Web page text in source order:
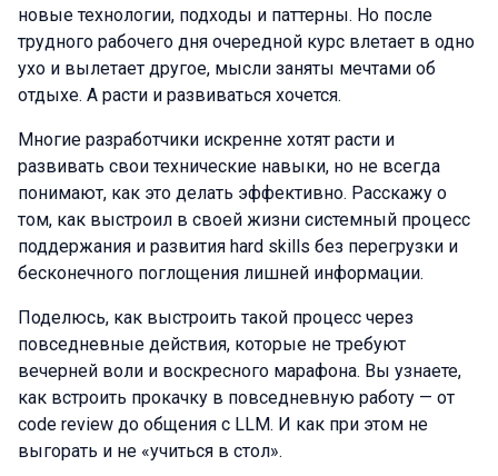
новые технологии, подходы и паттерны. Но после
трудного рабочего дня очередной курс влетает в одно
ухо и вылетает другое, мысли заняты мечтами об
отдыхе. А расти и развиваться хочется.
Многие разработчики искренне хотят расти и
развивать свои технические навыки, но не всегда
понимают, как это делать эффективно. Расскажу о
том, как выстроил в своей жизни системный процесс
поддержания и развития hard skills без перегрузки и
бесконечного поглощения лишней информации.
Поделюсь, как выстроить такой процесс через
повседневные действия, которые не требуют
вечерней воли и воскресного марафона. Вы узнаете,
как встроить прокачку в повседневную работу — от
code review до общения с LLM. И как при этом не
выгорать и не «учиться в стол».